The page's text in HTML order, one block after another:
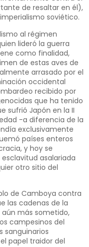
de resaltar en él),
soviético.
al régimen
lideró la guerra
como finalidad,
de estas aves de
arrasado por el
occidental
recibido por
que ha tenido
sufrió Japón en la II
-a diferencia de la
exclusivamente
países enteros
y hoy se
asalariada
otro sitio del
de Camboya contra
las cadenas de la
más sometido,
campesinos del
sanguinarios
papel traidor del